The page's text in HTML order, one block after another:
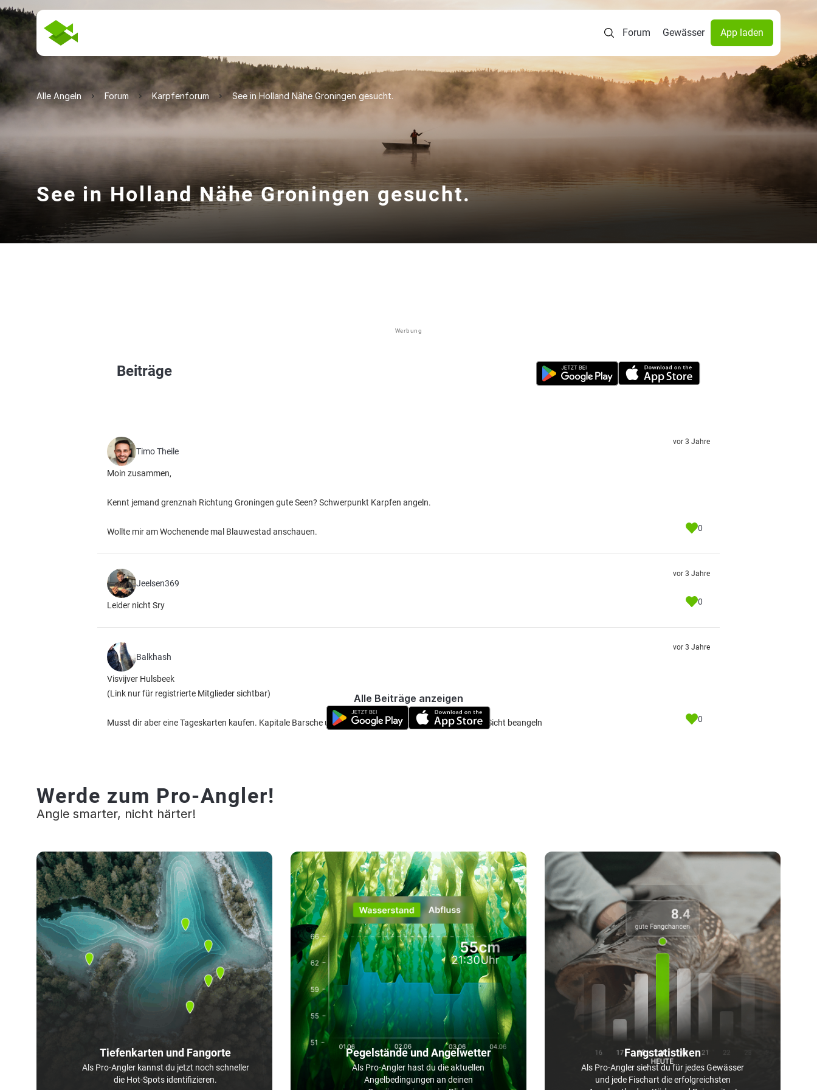
Forum Gewässer App laden
Alle Angeln Forum Karpfenforum See in Holland Nähe Groningen gesucht.
See in Holland Nähe Groningen gesucht.
Werbung
Beiträge
Timo Theile
Moin zusammen,
Kennt jemand grenznah Richtung Groningen gute Seen? Schwerpunkt Karpfen angeln.
Wollte mir am Wochenende mal Blauwestad anschauen.
vor 3 Jahre
0
Jeelsen369
Leider nicht Sry
vor 3 Jahre
0
Balkhash
Visvijver Hulsbeek
(Link nur für registrierte Mitglieder sichtbar)
Musst dir aber eine Tageskarten kaufen. Kapitale Barsche und Karpfen kannst sogar spotten und auf Sicht beangeln
vor 3 Jahre
0
Alle Beiträge anzeigen
Werde zum Pro-Angler!
Angle smarter, nicht härter!
Tiefenkarten und Fangorte
Als Pro-Angler kannst du jetzt noch schneller
die Hot-Spots identifizieren.
Pegelstände und Angelwetter
Als Pro-Angler hast du die aktuellen
Angelbedingungen an deinen
Fangstatistiken
Als Pro-Angler siehst du für jedes Gewässer
und jede Fischart die erfolgreichsten